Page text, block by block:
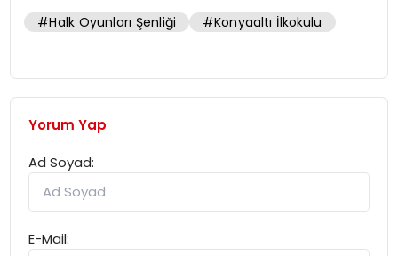
#Halk Oyunları Şenliği #Konyaaltı İlkokulu
Yorum Yap
Ad Soyad:
E-Mail: